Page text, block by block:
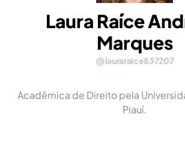
Laura Raíce
Marques
lauraraice837207
Acadêmica de Direito pela
Piauí.